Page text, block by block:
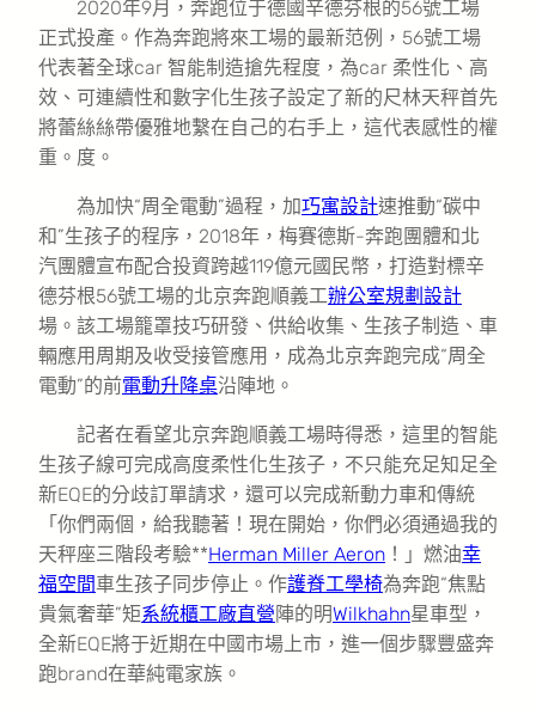
2020年9月，奔跑位于德國辛德芬根的56號工場
正式投產。作為奔跑將來工場的最新范例，56號工場
代表著全球car 智能制造搶先程度，為car 柔性化、高
效、可連續性和數字化生孩子設定了新的尺林天秤首先
將蕾絲絲帶優雅地繫在自己的右手上，這代表感性的權
重。度。
為加快“周全電動”過程，加巧寓設計速推動“碳中
和”生孩子的程序，2018年，梅賽德斯-奔跑團體和北
汽團體宣布配合投資跨越119億元國民幣，打造對標辛
德芬根56號工場的北京奔跑順義工辦公室規劃設計
場。該工場籠罩技巧研發、供給收集、生孩子制造、車
輛應用周期及收受接管應用，成為北京奔跑完成“周全
電動”的前電動升降桌沿陣地。
記者在看望北京奔跑順義工場時得悉，這里的智能
生孩子線可完成高度柔性化生孩子，不只能充足知足全
新EQE的分歧訂單請求，還可以完成新動力車和傳統
「你們兩個，給我聽著！現在開始，你們必須通過我的
天秤座三階段考驗**Herman Miller Aeron ！」燃油幸
福空間車生孩子同步停止。作護脊工學椅為奔跑“焦點
貴氣奢華”矩系統櫃工廠直營陣的明Wilkhahn星車型，
全新EQE將于近期在中國市場上市，進一個步驟豐盛奔
跑brand在華純電家族。